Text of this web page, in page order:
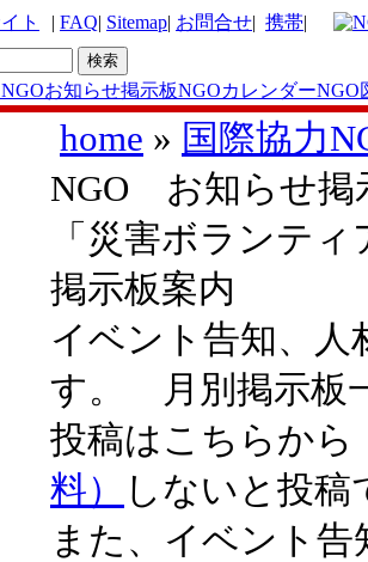
| FAQ| Sitemap| お問合せ| 携帯|
NGOお知らせ掲示板NGOカレンダーNGO
home » 国際協力
NGO お知らせ掲
「災害ボランテ
掲示板案内
イベント告知、人
す。 月別掲示
投稿はこちらか
料）
しないと投
また、イベント